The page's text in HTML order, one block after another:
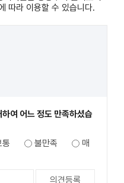
따라 이용할 수 있습니다.
여 어느 정도 만족하셨습
통 불만족
매